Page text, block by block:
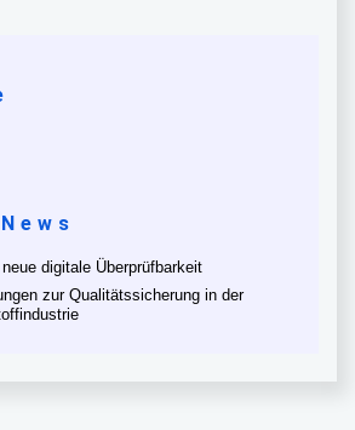
digitale Überprüfbarkeit
zur Qualitätssicherung in der